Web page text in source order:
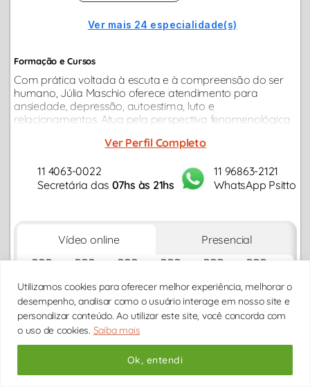
Utilizamos cookies para oferecer melhor experiência, melhorar o
desempenho, analisar como o usuário interage em nosso site e
personalizar conteúdo. Ao utilizar este site, você concorda com
o uso de cookies. Saiba mais
Ok, entendi
Ver mais 24 especialidade(s)
Formação e Cursos
Com prática voltada à escuta e à compreensão do ser
humano, Júlia Maschio oferece atendimento para
ansiedade, depressão, autoestima, luto e
relacionamentos. Atua pela perspectiva fenomenológica
Ver Perfil Completo
11 4063-0022
Secretária das 07hs às 21hs
11 96863-2121
WhatsApp Psitto
Vídeo online Presencial
DDD
DDD
DDD
DDD
DDD
DDD
DDD
* HORÁRIOS DE
BRASIL/BRASÍLIA
Carregando horários...